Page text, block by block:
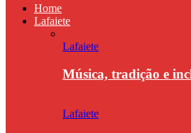
Home
Lafaiete
Lafaiete
Música, tradição e
Lafaiete